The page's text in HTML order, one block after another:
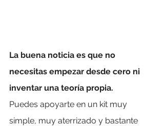
La buena noticia es que no
necesitas empezar desde cero ni
inventar una teoría propia.
Puedes apoyarte en un kit muy
simple, muy aterrizado y bastante